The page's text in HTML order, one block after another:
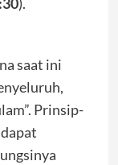
saat ini
Prinsip-